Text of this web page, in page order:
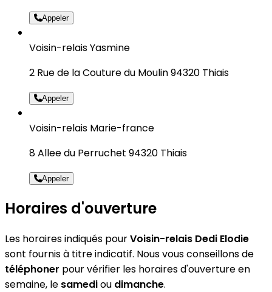
Appeler
Voisin-relais Yasmine
2 Rue de la Couture du Moulin 94320 Thiais
Appeler
Voisin-relais Marie-france
8 Allee du Perruchet 94320 Thiais
Appeler
Horaires d'ouverture
Les horaires indiqués pourVoisin-relais Dedi Elodie
sont fournis à titre indicatif. Nous vous conseillons de
téléphoner pour vérifier les horaires d'ouverture en
semaine, le samediou dimanche.